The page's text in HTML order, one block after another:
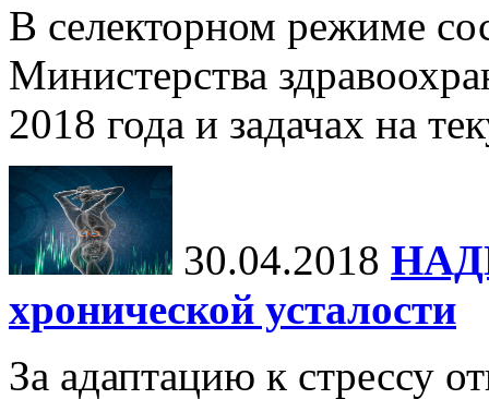
В селекторном режиме
Министерства
2018 года и задачах на
30.04.2018
хронической усталости
За адаптацию к стрессу